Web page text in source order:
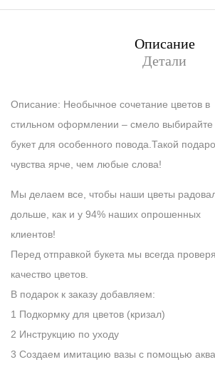
Описание
Детали
Описание: Необычное сочетание цветов в
стильном оформлении – смело выбирайте
букет для особенного повода.Такой
чувства ярче, чем любые слова!
Мы делаем все, чтобы наши цветы
дольше, как и у 94% наших опрошенных
клиентов!
Перед отправкой букета мы всегда
качество цветов.
В подарок к заказу добавляем:
1 Подкормку для цветов (кризал)
2 Инструкцию по уходу
3 Создаем имитацию вазы с помощью